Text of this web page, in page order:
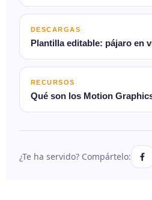
DESCARGAS
Plantilla editable: pájaro en
RECURSOS
Qué son los Motion
¿Te ha servido? Compártelo: